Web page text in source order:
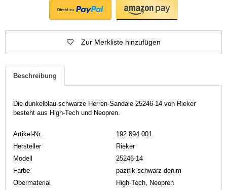
Zur Merkliste hinzufügen
Beschreibung
Die dunkelblau-schwarze Herren-Sandale 25246-14 von Rieker
besteht aus High-Tech und Neopren.
Artikel-Nr.
192 894 001
Hersteller
Rieker
Modell
25246-14
Farbe
pazifik-schwarz-denim
Obermaterial
High-Tech, Neopren